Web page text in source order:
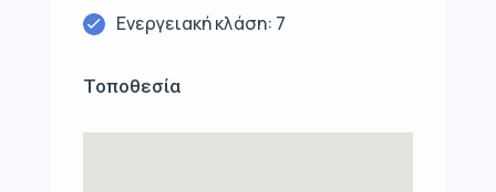
Ενεργειακή κλάση: 7
Τοποθεσία